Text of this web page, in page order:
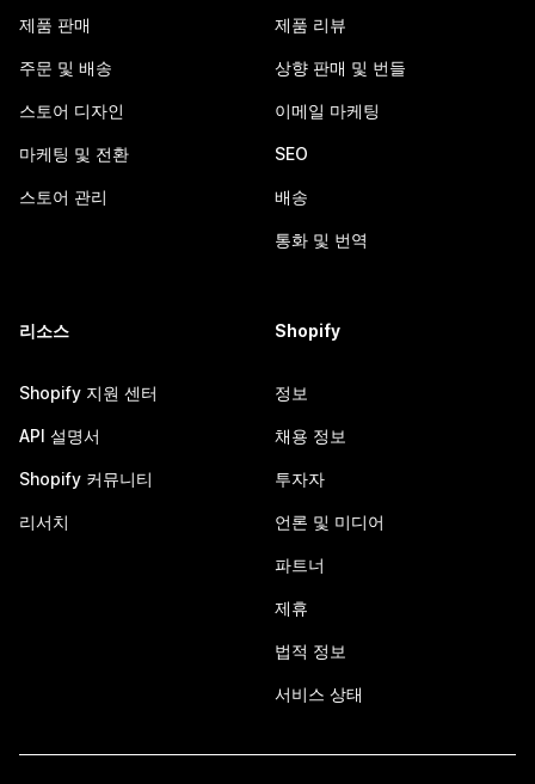
제품 판매
주문 및 배송
스토어 디자인
마케팅 및 전환
스토어 관리
제품 리뷰
상향 판매 및 번들
이메일 마케팅
SEO
배송
통화 및 번역
리소스
Shopify 지원 센터
API 설명서
Shopify 커뮤니티
리서치
Shopify
정보
채용 정보
투자자
언론 및 미디어
파트너
제휴
법적 정보
서비스 상태